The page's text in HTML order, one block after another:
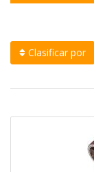
Clasificar por